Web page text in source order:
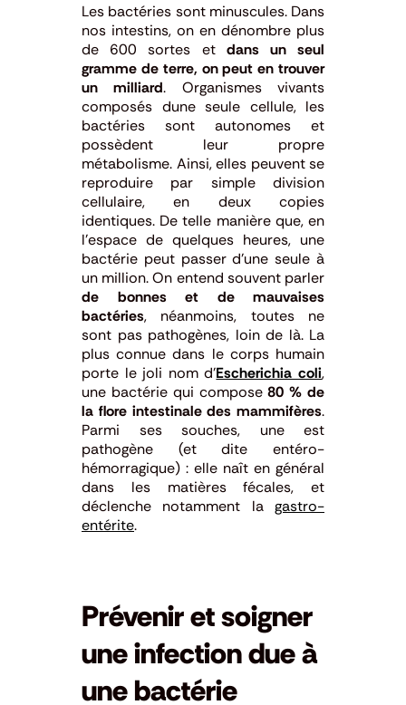
Les bactéries sont minuscules. Dans
nos intestins, on en dénombre plus
de 600 sortes et dans un seul
gramme de terre, on peut en trouver
un milliard. Organismes vivants
composés dune seule cellule, les
bactéries sont autonomes et
possèdent leur propre
métabolisme. Ainsi, elles peuvent se
reproduire par simple division
cellulaire, en deux copies
identiques. De telle manière que, en
l’espace de quelques heures, une
bactérie peut passer d’une seule à
un million. On entend souvent parler
de bonnes et de mauvaises
bactéries, néanmoins, toutes ne
sont pas pathogènes, loin de là. La
plus connue dans le corps humain
porte le joli nom d’Escherichia coli,
une bactérie qui compose80 % de
la flore intestinale des mammifères.
Parmi ses souches, une est
pathogène (et dite entéro-
hémorragique) : elle naît en général
dans les matières fécales, et
déclenche notamment la gastro-
entérite.
Prévenir et soigner
une infection due à
une bactérie